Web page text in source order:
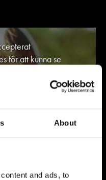
About
and ads, to
för att kunna se